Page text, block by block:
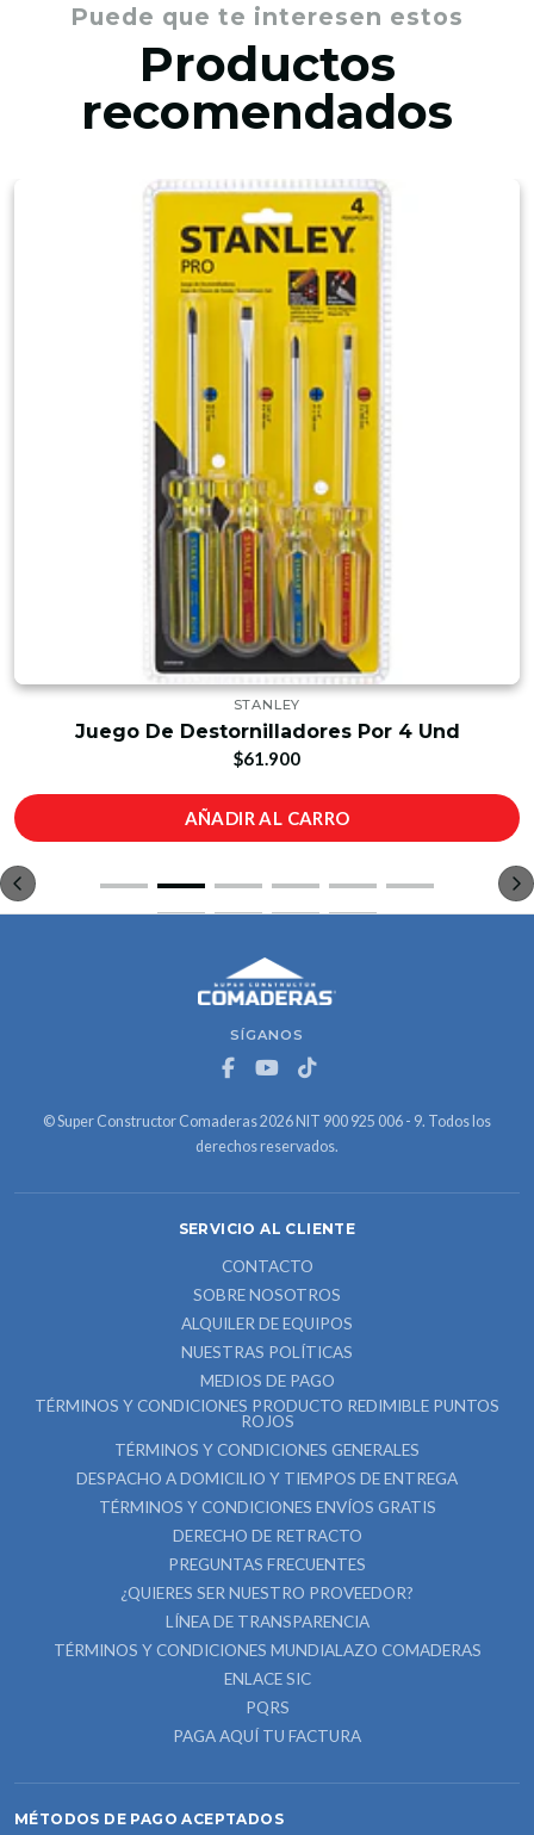
Puede que te interesen estos
Productos
recomendados
STANLEY
Juego De Destornilladores Por 4 Und
$61.900
AÑADIR AL CARRO
SÍGANOS
© Super Constructor Comaderas 2026 NIT 900 925 006 - 9. Todos los
derechos reservados.
SERVICIO AL CLIENTE
CONTACTO
SOBRE NOSOTROS
ALQUILER DE EQUIPOS
NUESTRAS POLÍTICAS
MEDIOS DE PAGO
TÉRMINOS Y CONDICIONES PRODUCTO REDIMIBLE PUNTOS
ROJOS
TÉRMINOS Y CONDICIONES GENERALES
DESPACHO A DOMICILIO Y TIEMPOS DE ENTREGA
TÉRMINOS Y CONDICIONES ENVÍOS GRATIS
DERECHO DE RETRACTO
PREGUNTAS FRECUENTES
¿QUIERES SER NUESTRO PROVEEDOR?
LÍNEA DE TRANSPARENCIA
TÉRMINOS Y CONDICIONES MUNDIALAZO COMADERAS
ENLACE SIC
PQRS
PAGA AQUÍ TU FACTURA
MÉTODOS DE PAGO ACEPTADOS